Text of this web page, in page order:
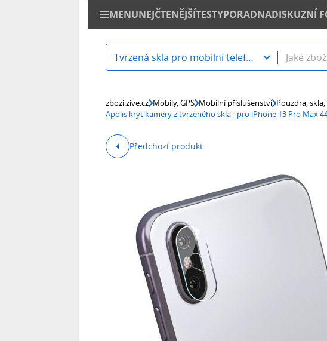
MENUNEJČTENĚJŠÍTESTYPORADNADISKUZNÍ
Tvrzená skla pro mobilní telefony
zbozi.zive.cz Mobily, GPS Mobilní příslušenství Pouzdra,
Apolis kryt kamery z tvrzeného skla - pro iPhone 13 Pro Max
Předchozí produkt